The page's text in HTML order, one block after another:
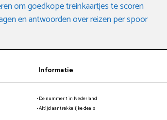
om goedkope treinkaartjes te scoren
en antwoorden over reizen per spoor
Informatie
• De nummer 1 in Nederland
• Altijd aantrekkelijke deals